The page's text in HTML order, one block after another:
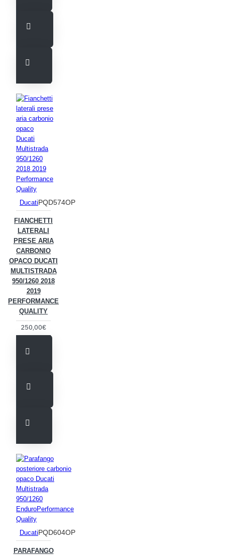
DucatiPQD574OP
FIANCHETTI
LATERALI
PRESE ARIA
CARBONIO
OPACO DUCATI
MULTISTRADA
950/1260 2018
2019
PERFORMANCE
QUALITY
250,00€
DucatiPQD604OP
PARAFANGO